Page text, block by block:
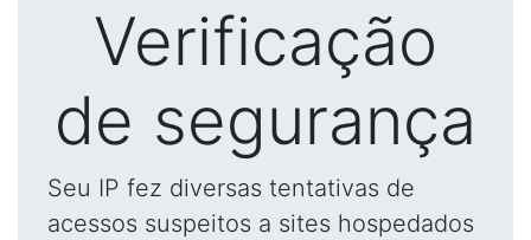
Verificação
de segurança
Seu IP fez diversas tentativas de
acessos suspeitos a sites hospedados